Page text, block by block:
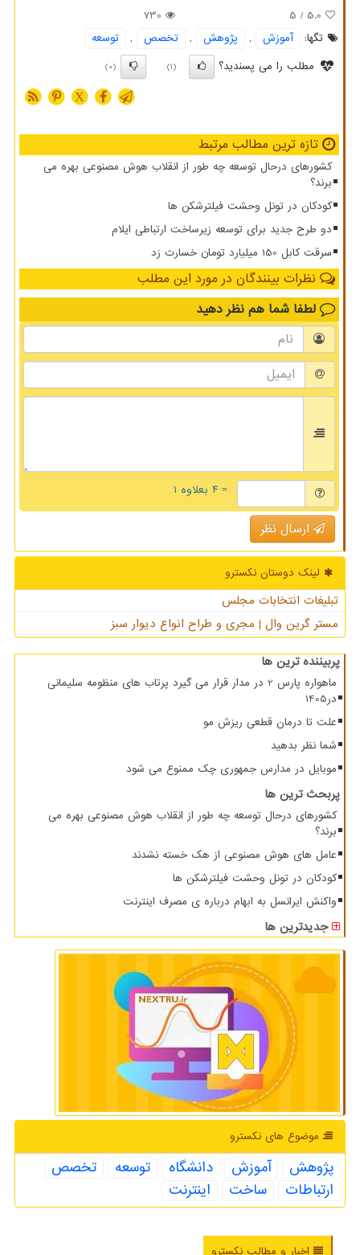
5.0
/ 5
730
تگها:
آموزش , پژوهش , تخصص ,
توسعه
مطلب را می پسندید؟
(1)
(0)
X
تازه ترین مطالب مرتبط
کشورهای درحال توسعه چه طور از انقلاب هوش مصنوعی بهره می
برند؟
کودکان در تونل وحشت فیلترشکن ها
دو طرح جدید برای توسعه زیرساخت ارتباطی ایلام
سرقت کابل 150 میلیارد تومان خسارت زد
نظرات بینندگان در مورد این مطلب
لطفا شما هم نظر دهید
= ۴ بعلاوه ۱
ارسال نظر
لینک دوستان نكسترو
تبلیغات انتخابات مجلس
مستر گرین وال | مجری و طراح انواع دیوار سبز
پربیننده ترین ها
ماهواره پارس 2 در مدار قرار می گیرد پرتاب های منظومه سلیمانی
در1405
علت تا درمان قطعی ریزش مو
شما نظر بدهید
موبایل در مدارس جمهوری چک ممنوع می شود
پربحث ترین ها
کشورهای درحال توسعه چه طور از انقلاب هوش مصنوعی بهره می
برند؟
عامل های هوش مصنوعی از هک خسته نشدند
کودکان در تونل وحشت فیلترشکن ها
واکنش ایرانسل به ابهام درباره ی مصرف اینترنت
جدیدترین ها
موضوع های نكسترو
پژوهش آموزش دانشگاه توسعه
تخصص
ارتباطات
ساخت اینترنت
اخبار و مطالب نکسترو